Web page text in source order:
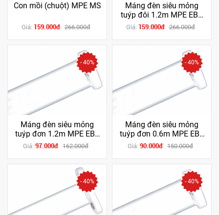
Con mồi (chuột) MPE MS
Giá: 159.000đ 266.000đ
Máng đèn siêu mỏng
tuýp đôi 1.2m MPE EBT
236 (Tăng phô + chuột)
dương)
Giá: 159.000đ 266.000đ
- 40%
Máng đèn siêu mỏng
tuýp đơn 1.2m MPE EBT
136 (Tăng phô + chuột)
dương)
Giá: 97.000đ 162.000đ
- 40%
Máng đèn siêu mỏng
tuýp đơn 0.6m MPE EBT
118 (Tăng phô + chuột)
dương)
Giá: 90.000đ 150.000đ
- 40% - 40%